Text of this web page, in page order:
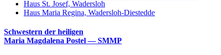
Haus St. Josef, Wadersloh
Haus Maria Regina, Wadersloh-Diestedde
Schwestern der heiligen
Maria Magdalena Postel — SMMP